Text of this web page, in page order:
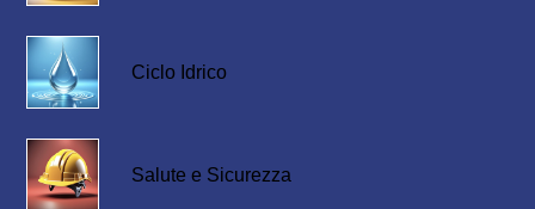
Ciclo Idrico
Salute e Sicurezza